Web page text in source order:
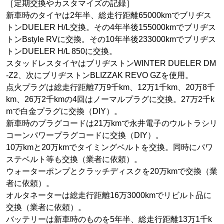
［定期交換やカスタマイズの記録］
新車時のタイヤは2年半、総走行距離65000kmでブリヂス
トンDUELER H/L交換。その4年半後155000kmでブリヂス
トンBstyle RVに交換。その10年半後233000kmでブリヂス
トンDUELER H/L 850に交換。
スタッドレスタイヤはブリヂストンWINTER DUELER DM
-Z2、次にブリヂストンBLIZZAK REVO GZを使用。
点火プラグは総走行距離7万9千km、12万1千km、20万8千
km、26万2千kmの4回はノーマルプラグに交換。27万2千k
mで白金プラグに交換（DIY）。
新車時のプラグコードは21万kmで永井電子のウルトラシリ
コーンパワープラグコードに交換（DIY）。
10万kmと20万kmでタイミングベルトを交換。同時にパワ
ステベルト等も交換（業者に依頼）。
ウォーターポンプとクラッチディスクを20万kmで交換（業
者に依頼）。
オルタネーターは総走行距離16万3000kmでリビルト品に
交換（業者に依頼）。
バッテリーは新車時のものを5年半、総走行距離13万1千k